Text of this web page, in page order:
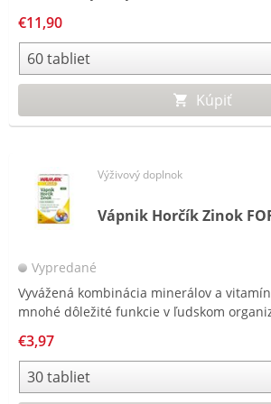
€11,90
Kúpiť
Výživový doplnok
Vápnik Horčík Zinok
Vypredané
Vyvážená kombinácia minerálov a
mnohé dôležité funkcie v ľudskom
€3,97